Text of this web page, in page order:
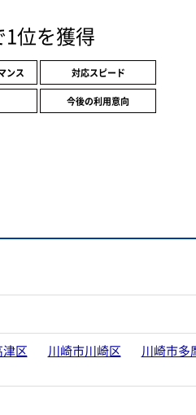
位を獲得
ンス 対応スピード
今後の利用意向
区 川崎市川崎区
川崎市多